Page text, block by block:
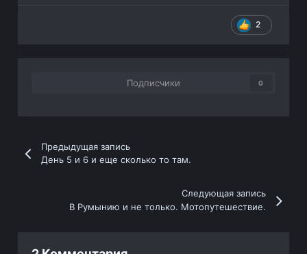
2
Подписчики 0
Предыдущая запись
День 5 и 6 и еще сколько то там.
Следующая запись
В Румынию и не только. Мотопутешествие.